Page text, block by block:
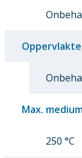
Max.
250 °C